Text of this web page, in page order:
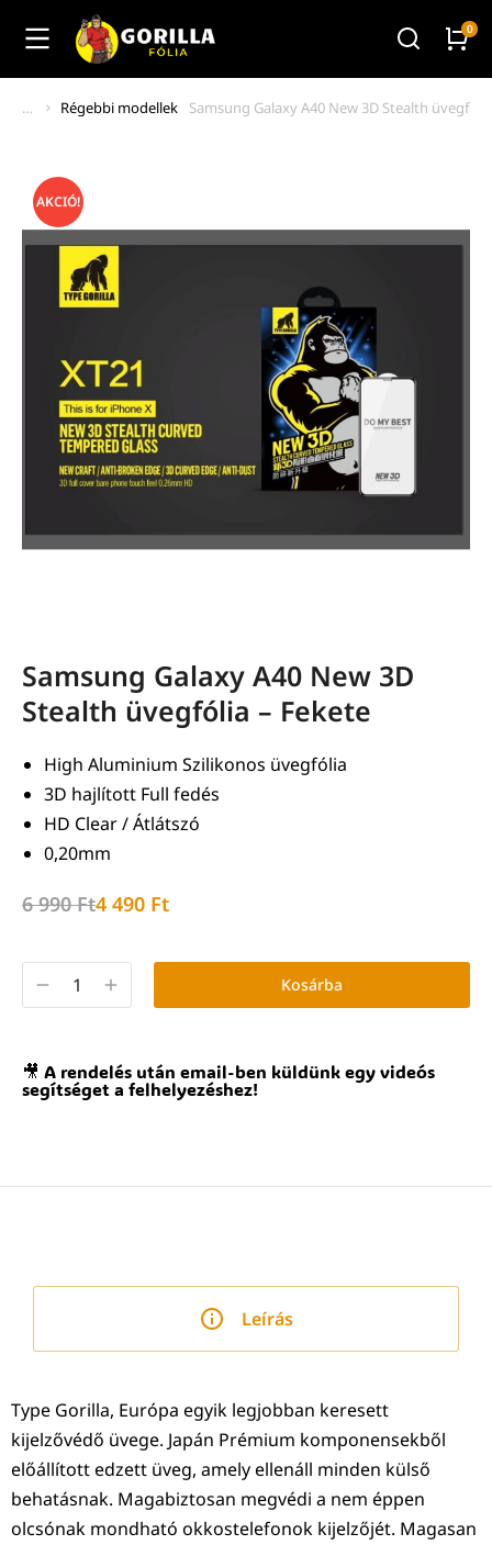
You are here:
Régebbi modellek Samsung Galaxy A40 New 3D Stealth
AKCIÓ!
Samsung Galaxy A40 New 3D
Stealth üvegfólia – Fekete
High Aluminium Szilikonos üvegfólia
3D hajlított Full fedés
HD Clear / Átlátszó
0,20mm
6 990Ft4 490 Ft
Kosárba
🎥 A rendelés után email-ben küldünk egy videós
segítséget a felhelyezéshez!
Leírás
Type Gorilla, Európa egyik legjobban keresett
kijelzővédő üvege. Japán Prémium komponensekből
előállított edzett üveg, amely ellenáll minden külső
behatásnak. Magabiztosan megvédi a nem éppen
olcsónak mondható okkostelefonok kijelzőjét. Magasan